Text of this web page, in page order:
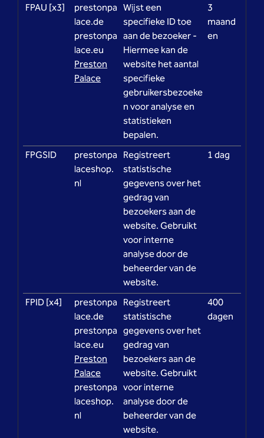
FPAU [x3]
prestonpa
lace.de
prestonpa
lace.eu
Preston
Palace
Wijst een
specifieke ID toe
aan de bezoeker -
Hiermee kan de
website het aantal
specifieke
gebruikersbezoeke
n voor analyse en
statistieken
bepalen.
3
maand
en
FPGSID
prestonpa
laceshop.
nl
Registreert
statistische
gegevens over het
gedrag van
bezoekers aan de
website. Gebruikt
voor interne
analyse door de
beheerder van de
website.
1 dag
FPID [x4]
prestonpa
lace.de
prestonpa
lace.eu
Preston
Palace
prestonpa
laceshop.
nl
Registreert
statistische
gegevens over het
gedrag van
bezoekers aan de
website. Gebruikt
voor interne
analyse door de
beheerder van de
website.
400
dagen